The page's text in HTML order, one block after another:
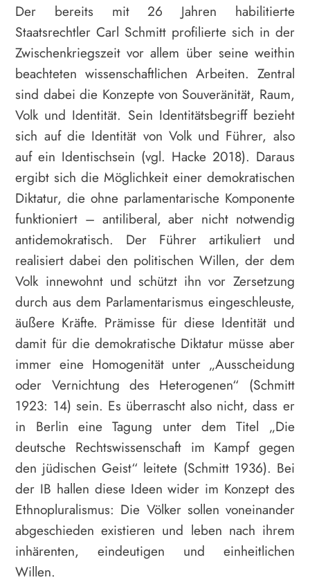
Der bereits mit 26 Jahren habilitierte
Staatsrechtler Carl Schmitt profilierte sich in der
Zwischenkriegszeit vor allem über seine weithin
beachteten wissenschaftlichen Arbeiten. Zentral
sind dabei die Konzepte von Souveränität, Raum,
Volk und Identität. Sein Identitätsbegriff bezieht
sich auf die Identität von Volk und Führer, also
auf ein Identischsein (vgl. Hacke 2018). Daraus
ergibt sich die Möglichkeit einer demokratischen
Diktatur, die ohne parlamentarische Komponente
funktioniert – antiliberal, aber nicht notwendig
antidemokratisch. Der Führer artikuliert und
realisiert dabei den politischen Willen, der dem
Volk innewohnt und schützt ihn vor Zersetzung
durch aus dem Parlamentarismus eingeschleuste,
äußere Kräfte. Prämisse für diese Identität und
damit für die demokratische Diktatur müsse aber
immer eine Homogenität unter „Ausscheidung
oder Vernichtung des Heterogenen“ (Schmitt
1923: 14) sein. Es überrascht also nicht, dass er
in Berlin eine Tagung unter dem Titel „Die
deutsche Rechtswissenschaft im Kampf gegen
den jüdischen Geist“ leitete (Schmitt 1936). Bei
der IB hallen diese Ideen wider im Konzept des
Ethnopluralismus: Die Völker sollen voneinander
abgeschieden existieren und leben nach ihrem
inhärenten, eindeutigen und einheitlichen
Willen.